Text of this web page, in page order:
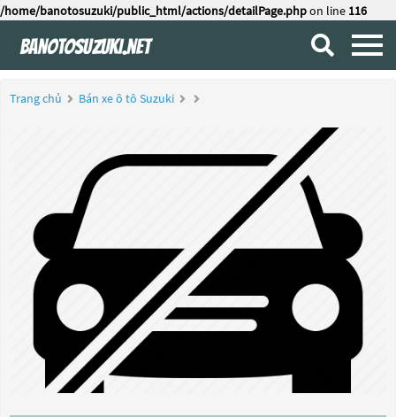
/home/banotosuzuki/public_html/actions/detailPage.phpon line 116
Trang chủ Bán xe ô tô Suzuki